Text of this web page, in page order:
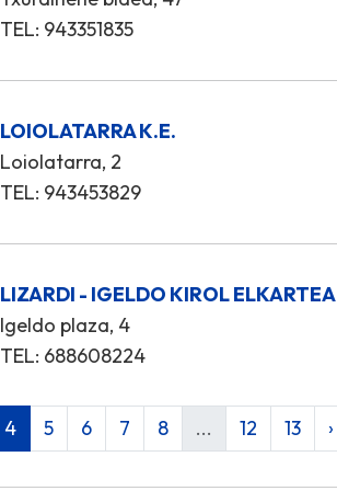
TEL: 943351835
LOIOLATARRA K.E.
Loiolatarra, 2
TEL: 943453829
LIZARDI - IGELDO KIROL ELKARTEA
Igeldo plaza, 4
TEL: 688608224
4 5 6 7 8 ... 12 13 ›